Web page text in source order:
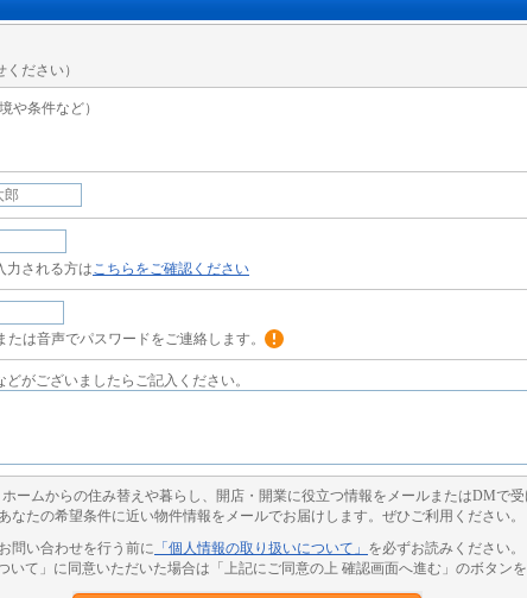
ださい）
や条件など）
力される方はこちらをご確認ください
は音声でパスワードをご連絡します。
がございましたらご記入ください。
ホームからの住み替えや暮らし、開店・開業に役立つ情報をメールまたはDMで
なたの希望条件に近い物件情報をメールでお届けします。ぜひご利用ください。
お問い合わせを行う前に 「個人情報の取り扱いについて」 を必ずお読みください。
いて」に同意いただいた場合は「上記にご同意の上 確認画面へ進む」のボタン